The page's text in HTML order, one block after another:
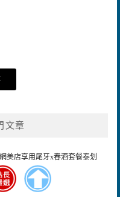
文章
美店享用尾牙x春酒套餐泰划